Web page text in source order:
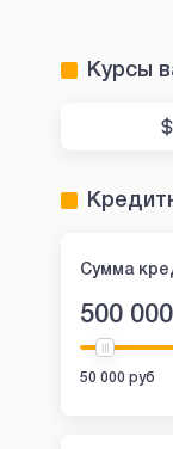
Курсы
Сумма
500 000
50 000 руб